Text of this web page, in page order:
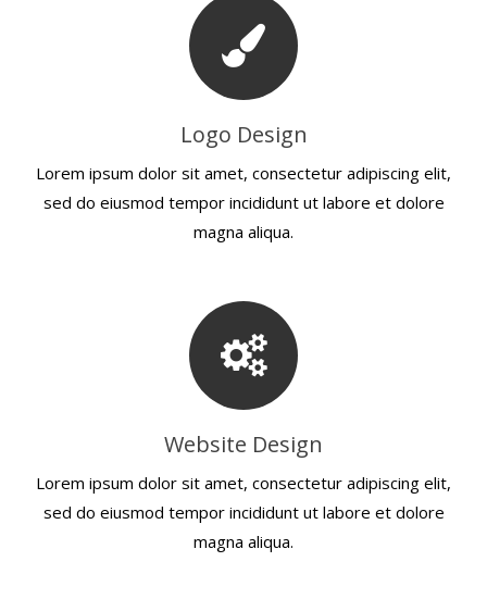
Logo Design
Lorem ipsum dolor sit amet, consectetur adipiscing elit,
sed do eiusmod tempor incididunt ut labore et dolore
magna aliqua.
Website Design
Lorem ipsum dolor sit amet, consectetur adipiscing elit,
sed do eiusmod tempor incididunt ut labore et dolore
magna aliqua.